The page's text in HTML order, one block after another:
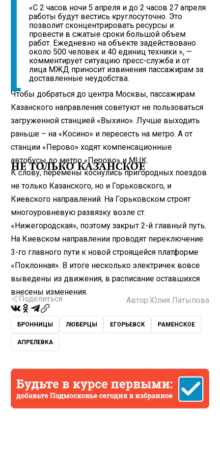
«С 2 часов ночи 5 апреля и до 2 часов 27 апреля
работы будут вестись круглосуточно. Это
позволит сконцентрировать ресурсы и
провести в сжатые сроки большой объем
работ. Ежедневно на объекте задействовано
около 500 человек и 40 единиц техники », —
комментирует ситуацию пресс-служба и от
лица МЖД приносит извинения пассажирам за
доставленные неудобства.
Чтобы добраться до центра Москвы, пассажирам
Казанского направления советуют не пользоваться
загруженной станцией «Выхино». Лучше выходить
раньше – на «Косино» и пересесть на метро. А от
станции «Перово» ходят компенсационные
автобусы до метро «Перово» и МЦК.
НЕ ТОЛЬКО КАЗАНСКОЕ
К слову, перемены коснулись пригородных поездов
не только Казанского, но и Горьковского, и
Киевского направлений. На Горьковском строят
многоуровневую развязку возле ст.
«Нижегородская», поэтому закрыт 2-й главный путь.
На Киевском направлении проводят переключение
3-го главного пути к новой строящейся платформе
«Поклонная». В итоге несколько электричек вовсе
выведены из движения, в расписание оставшихся
внесены изменения.
Поделиться Автор:Юлия Латыпова
БРОННИЦЫ ЛЮБЕРЦЫ ЕГОРЬЕВСК РАМЕНСКОЕ
АПРЕЛЕВКА